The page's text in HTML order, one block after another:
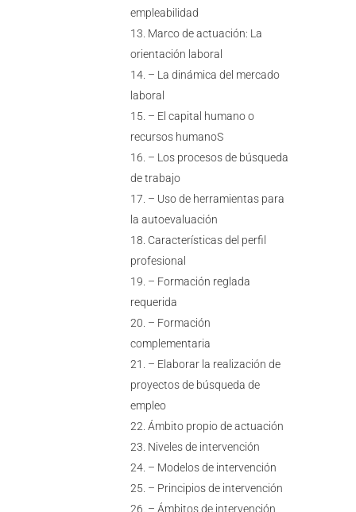
empleabilidad
Marco de actuación: La
orientación laboral
– La dinámica del mercado
laboral
– El capital humano o
recursos humanoS
– Los procesos de búsqueda
de trabajo
– Uso de herramientas para
la autoevaluación
Características del perfil
profesional
– Formación reglada
requerida
– Formación
complementaria
– Elaborar la realización de
proyectos de búsqueda de
empleo
Ámbito propio de actuación
Niveles de intervención
– Modelos de intervención
– Principios de intervención
– Ámbitos de intervención